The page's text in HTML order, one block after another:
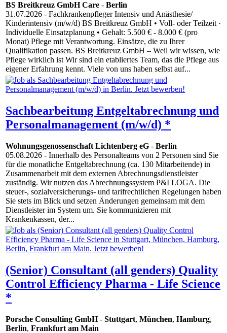
BS Breitkreuz GmbH Care - Berlin
31.07.2026 - Fachkrankenpfleger Intensiv und Anästhesie/
Kinderintensiv (m/w/d) BS Breitkreuz GmbH • Voll- oder Teilzeit ·
Individuelle Einsatzplanung • Gehalt: 5.500 € - 8.000 € (pro
Monat) Pflege mit Verantwortung. Einsätze, die zu Ihrer
Qualifikation passen. BS Breitkreuz GmbH – Weil wir wissen, wie
Pflege wirklich ist Wir sind ein etabliertes Team, das die Pflege aus
eigener Erfahrung kennt. Viele von uns haben selbst auf...
Sachbearbeitung Entgeltabrechnung und
Personalmanagement (m/w/d) *
Wohnungsgenossenschaft Lichtenberg eG - Berlin
05.08.2026 - Innerhalb des Personalteams von 2 Personen sind Sie
für die monatliche Entgeltabrechnung (ca. 130 Mitarbeitende) in
Zusammenarbeit mit dem externen Abrechnungsdienstleister
zuständig. Wir nutzen das Abrechnungssystem P&I LOGA. Die
steuer-, sozialversicherungs- und tarifrechtlichen Regelungen haben
Sie stets im Blick und setzen Änderungen gemeinsam mit dem
Dienstleister im System um. Sie kommunizieren mit
Krankenkassen, der...
(Senior) Consultant (all genders) Quality
Control Efficiency Pharma - Life Science
*
Porsche Consulting GmbH- Stuttgart, München, Hamburg,
Berlin, Frankfurt am Main